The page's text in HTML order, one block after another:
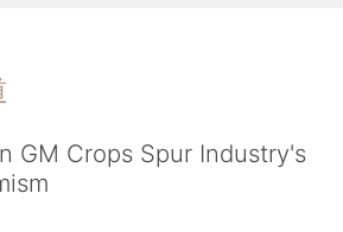
GM Crops Spur Industry's